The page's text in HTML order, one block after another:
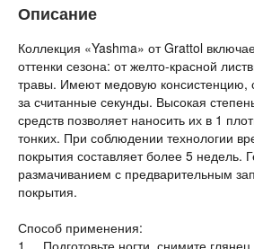
Описание
Коллекция «Yashma» от Grattol
оттенки сезона: от желто-красной
травы. Имеют медовую консистенцию,
за считанные секунды. Высокая
средств позволяет наносить их в 1
тонких. При соблюдении технологии
покрытия составляет более 5 недель.
размачиванием с предварительным
покрытия.
Способ применения:
1. Подготовьте ногти, снимите